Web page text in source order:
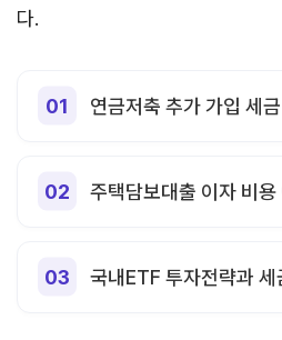
다.
연금저축 추가 가입 세
주택담보대출 이자 비용
국내ETF 투자전략과 세